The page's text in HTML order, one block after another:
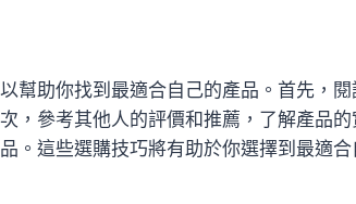
幫助你找到最適合自己的產品。首先，閱
，參考其他人的評價和推薦，了解產品
。這些選購技巧將有助於你選擇到最適合